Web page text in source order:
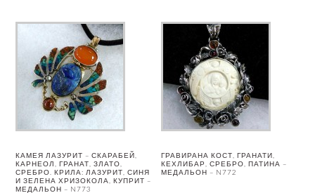
КАМЕЯ ЛАЗУРИТ – СКАРАБЕЙ,
КАРНЕОЛ, ГРАНАТ, ЗЛАТО,
СРЕБРО. КРИЛА: ЛАЗУРИТ, СИНЯ
И ЗЕЛЕНА ХРИЗОКОЛА, КУПРИТ –
МЕДАЛЬОН – N773
ГРАВИРАНА КОСТ, ГРАНАТИ,
КЕХЛИБАР, СРЕБРО, ПАТИНА –
МЕДАЛЬОН – N772